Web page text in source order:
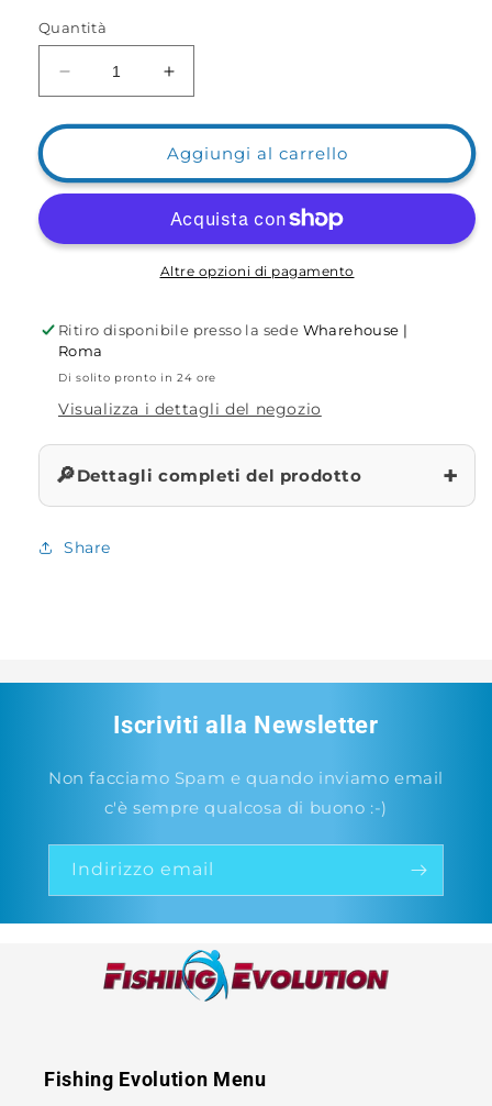
Quantità
Diminuisci
quantità
per
Wolf
Underwater
Aumenta
quantità
per
Water
Wolf
Underwater
2.0
Aggiungi al carrello
Altre opzioni di pagamento
Ritiro disponibile presso la sede Wharehouse |
Roma
Di solito pronto in 24 ore
Visualizza i dettagli del negozio
🔎Dettagli completi del prodotto +
Share
Iscriviti alla Newsletter
Non facciamo Spam e quando inviamo email
c'è sempre qualcosa di buono :-)
Indirizzo email
Fishing Evolution Menu